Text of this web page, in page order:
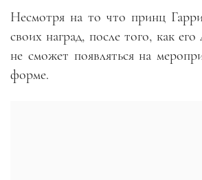
Несмотря на то что принц
своих наград, после того, как
не сможет появляться на
форме.